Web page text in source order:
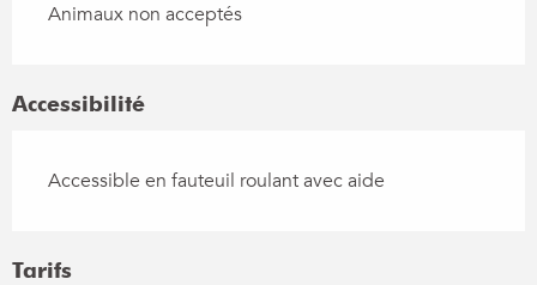
Animaux non acceptés
Accessibilité
Accessible en fauteuil roulant avec aide
Tarifs